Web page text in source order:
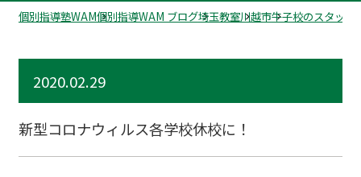
個別指導塾WAM個別指導WAM ブログ埼玉教室川越市牛子校のスタッフ
2020.02.29
新型コロナウィルス各学校休校に！